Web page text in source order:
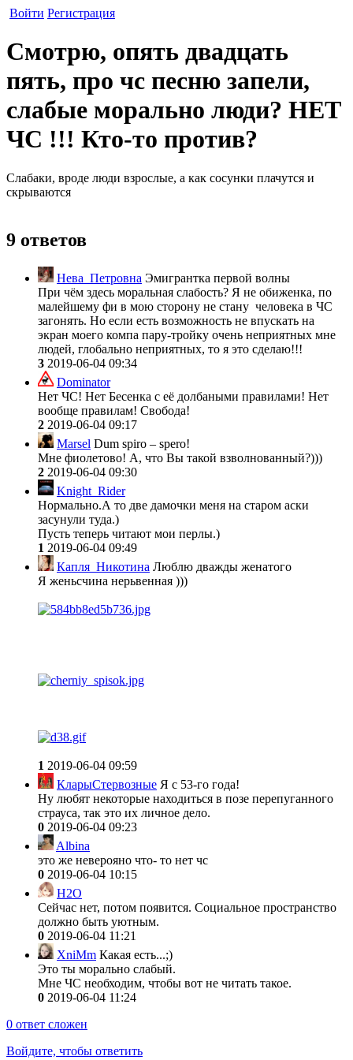
Войти Регистрация
Смотрю, опять двадцать
пять, про чс песню запели,
слабые морально люди? НЕТ
ЧС !!! Кто-то против?
Слабаки, вроде люди взрослые, а как сосунки плачутся и
скрываются
9 ответов
Нева_Петровна Эмигрантка первой волны
При чём здесь моральная слабость? Я не обиженка, по
малейшему фи в мою сторону не стану человека в ЧС
загонять. Но если есть возможность не впускать на
экран моего компа пару-тройку очень неприятных мне
людей, глобально неприятных, то я это сделаю!!!
3 2019-06-04 09:34
Dominator
Нет ЧС! Нет Бесенка с её долбаными правилами! Нет
вообще правилам! Свобода!
2 2019-06-04 09:17
Marsel Dum spiro – spero!
Мне фиолетово! А, что Вы такой взволнованный?)))
2 2019-06-04 09:30
Knight_Rider
Нормально.А то две дамочки меня на старом аски
засунули туда.)
Пусть теперь читают мои перлы.)
1 2019-06-04 09:49
Капля_Никотина Люблю дважды женатого
Я женьсчина нерьвенная )))
1 2019-06-04 09:59
КларыСтервозные Я с 53-го года!
Ну любят некоторые находиться в позе перепуганного
страуса, так это их личное дело.
0 2019-06-04 09:23
Albina
это же неверояно что- то нет чс
0 2019-06-04 10:15
H2O
Сейчас нет, потом появится. Социальное пространство
должно быть уютным.
0 2019-06-04 11:21
XniMm Какая есть...;)
Это ты морально слабый.
Мне ЧС необходим, чтобы вот не читать такое.
0 2019-06-04 11:24
0 ответ сложен
Войдите, чтобы ответить